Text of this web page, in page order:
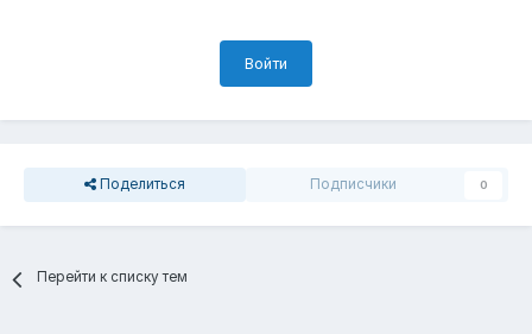
Войти
Поделиться Подписчики 0
Перейти к списку тем